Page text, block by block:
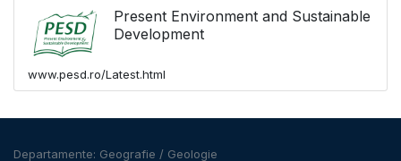
Present Environment and Sustainable
Development
www.pesd.ro/Latest.html
Departamente: Geografie / Geologie